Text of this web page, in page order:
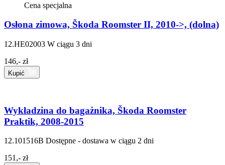
Cena specjalna
Osłona zimowa, Škoda Roomster II, 2010->, (dolna)
12.HE02003 W ciągu 3 dni
146,- zł
Kupić
Wykładzina do bagażnika, Škoda Roomster
Praktik, 2008-2015
12.101516B Dostępne - dostawa w ciągu 2 dni
151,- zł